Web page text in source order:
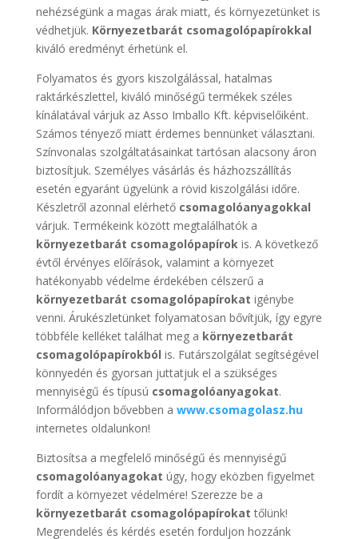
nehézségünk a magas árak miatt, és környezetünket is
védhetjük. Környezetbarát csomagolópapírokkal
kiváló eredményt érhetünk el.
Folyamatos és gyors kiszolgálással, hatalmas
raktárkészlettel, kiváló minőségű termékek széles
kínálatával várjuk az Asso Imballo Kft. képviselőiként.
Számos tényező miatt érdemes bennünket választani.
Színvonalas szolgáltatásainkat tartósan alacsony áron
biztosítjuk. Személyes vásárlás és házhozszállítás
esetén egyaránt ügyelünk a rövid kiszolgálási időre.
Készletről azonnal elérhető csomagolóanyagokkal
várjuk. Termékeink között megtalálhatók a
környezetbarát csomagolópapírok is. A következő
évtől érvényes előírások, valamint a környezet
hatékonyabb védelme érdekében célszerű a
környezetbarát csomagolópapírokat igénybe
venni. Árukészletünket folyamatosan bővítjük, így egyre
többféle kelléket találhat meg a környezetbarát
csomagolópapírokból is. Futárszolgálat segítségével
könnyedén és gyorsan juttatjuk el a szükséges
mennyiségű és típusú csomagolóanyagokat.
Informálódjon bővebben a www.csomagolasz.hu
internetes oldalunkon!
Biztosítsa a megfelelő minőségű és mennyiségű
csomagolóanyagokat úgy, hogy eközben figyelmet
fordít a környezet védelmére! Szerezze be a
környezetbarát csomagolópapírokat tőlünk!
Megrendelés és kérdés esetén forduljon hozzánk